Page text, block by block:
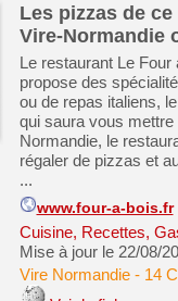
Les pizzas de
Vire-Normandie
Le restaurant Le
propose des
ou de repas italiens,
qui saura vous
Normandie, le
régaler de pizzas et
...
www.four-a-bois.fr
Cuisine, Recettes,
Mise à jour le 22/08/
Vire Normandie- 14